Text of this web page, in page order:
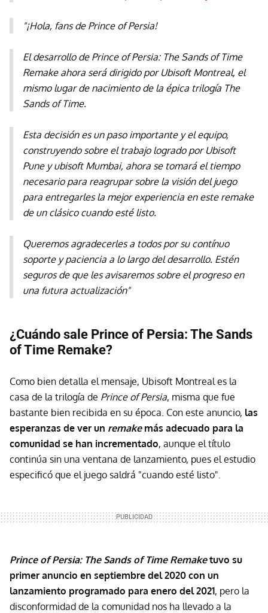
"¡Hola, fans de Prince of Persia!
El desarrollo de Prince of Persia: The Sands of Time
Remake ahora será dirigido por Ubisoft Montreal, el
mismo lugar de nacimiento de la épica trilogía The
Sands of Time.
Esta decisión es un paso importante y el equipo,
construyendo sobre el trabajo logrado por Ubisoft
Pune y ubisoft Mumbai, ahora se tomará el tiempo
necesario para reagrupar sobre la visión del juego
para entregarles la mejor experiencia en este remake
de un clásico cuando esté listo.
Queremos agradecerles a todos por su contínuo
soporte y paciencia a lo largo del desarrollo. Estén
seguros de que les avisaremos sobre el progreso en
una futura actualización"
¿Cuándo sale Prince of Persia: The Sands
of Time Remake?
Como bien detalla el mensaje, Ubisoft Montreal es la
casa de la trilogía de Prince of Persia, misma que fue
bastante bien recibida en su época. Con este anuncio, las
esperanzas de ver un remakemás adecuado para la
comunidad se han incrementado, aunque el título
continúa sin una ventana de lanzamiento, pues el estudio
especificó que el juego saldrá "cuando esté listo".
Prince of Persia: The Sands of Time Remaketuvo su
primer anuncio en septiembre del 2020 con un
lanzamiento programado para enero del 2021, pero la
disconformidad de la comunidad nos ha llevado a la